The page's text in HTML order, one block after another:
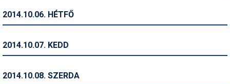
Magazinok
2014.10.06. HÉTFŐ
2014.10.07. KEDD
2014.10.08. SZERDA